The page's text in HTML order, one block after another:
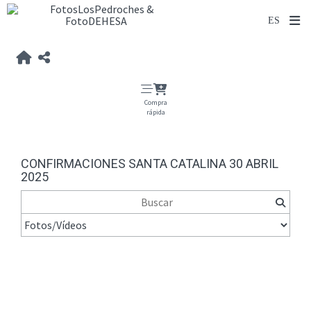
Compra
rápida
CONFIRMACIONES SANTA CATALINA 30 ABRIL
2025